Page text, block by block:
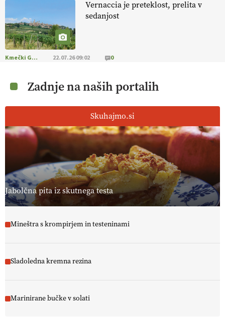
Vernaccia je preteklost, prelita v
sedanjost
Kmečki Glas 22.07.26 09:02 0
Zadnje na naših portalih
Skuhajmo.si
Jabolčna pita iz skutnega testa
Mineštra s krompirjem in testeninami
Sladoledna kremna rezina
Marinirane bučke v solati